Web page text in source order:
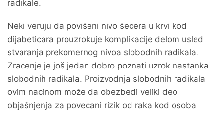
radikale.
Neki veruju da povišeni nivo šecera u krvi kod
dijabeticara prouzrokuje komplikacije delom usled
stvaranja prekomernog nivoa slobodnih radikala.
Zracenje je još jedan dobro poznati uzrok nastanka
slobodnih radikala. Proizvodnja slobodnih radikala
ovim nacinom može da obezbedi veliki deo
objašnjenja za povecani rizik od raka kod osoba